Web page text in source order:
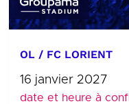
OL / FC LORIENT
16 janvier 2027
date et heure à